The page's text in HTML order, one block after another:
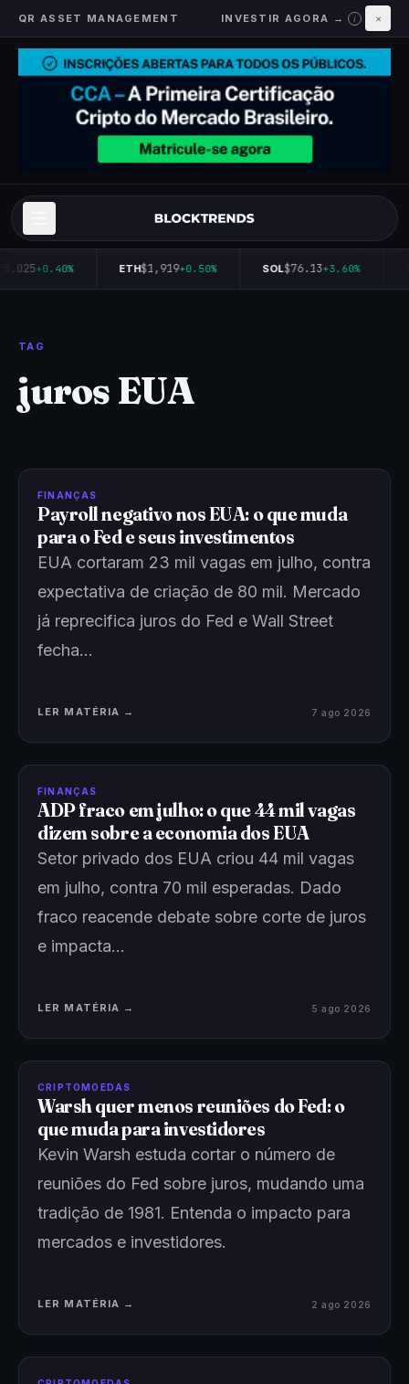
QR ASSET MANAGEMENT INVESTIR AGORA → i ×
+0.40% ETH$1,919+0.50% SOL$76.13+3.60%
TAG
juros EUA
FINANÇAS
Payroll negativo nos EUA: o que muda
para o Fed e seus investimentos
EUA cortaram 23 mil vagas em julho, contra
expectativa de criação de 80 mil. Mercado
já reprecifica juros do Fed e Wall Street
fecha…
LER MATÉRIA → 7 ago 2026
FINANÇAS
ADP fraco em julho: o que 44 mil vagas
dizem sobre a economia dos EUA
Setor privado dos EUA criou 44 mil vagas
em julho, contra 70 mil esperadas. Dado
fraco reacende debate sobre corte de juros
e impacta…
LER MATÉRIA → 5 ago 2026
CRIPTOMOEDAS
Warsh quer menos reuniões do Fed: o
que muda para investidores
Kevin Warsh estuda cortar o número de
reuniões do Fed sobre juros, mudando uma
tradição de 1981. Entenda o impacto para
mercados e investidores.
LER MATÉRIA → 2 ago 2026